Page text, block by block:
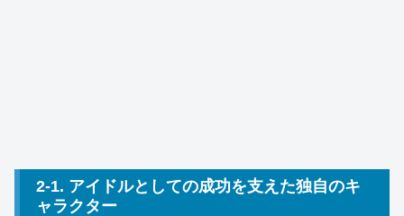
2-1. アイドルとしての成功を支えた独自のキ
ャラクター